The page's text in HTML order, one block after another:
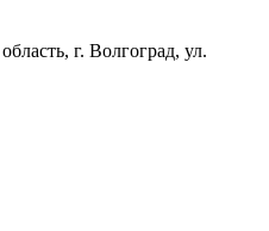
г. Волгоград, ул.